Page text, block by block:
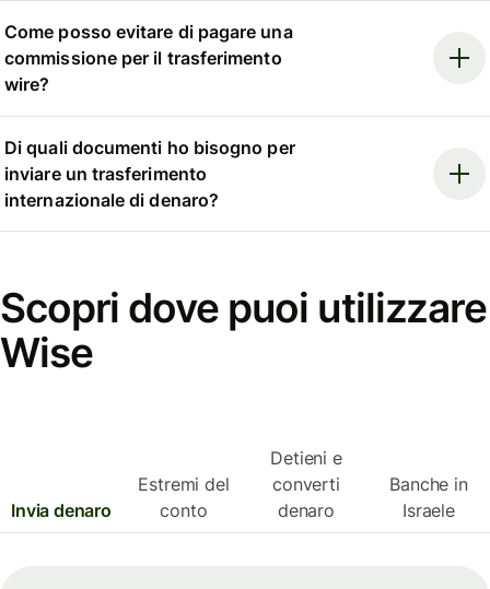
Come posso evitare di pagare una
commissione per il trasferimento
wire?
Di quali documenti ho bisogno per
inviare un trasferimento
internazionale di denaro?
Scopri dove puoi utilizzare
Wise
Invia denaro
Estremi del
conto
Detieni e
converti
denaro
Banche in
Israele